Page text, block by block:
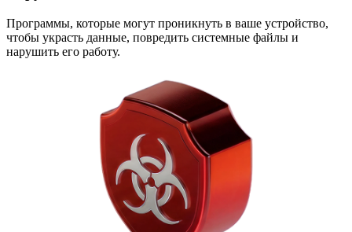
Программы, которые могут проникнуть в ваше устройство,
чтобы украсть данные, повредить системные файлы и
нарушить его работу.